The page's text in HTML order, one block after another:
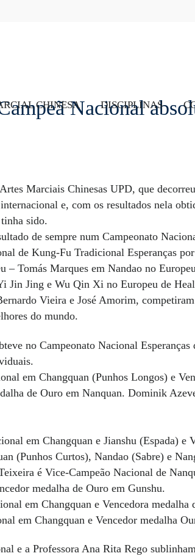
CHINESA DISCIPLINAS
Nacional
Marciais Chinesas UPD, que
e, com os resultados nela
sido.
de sempre num Campeonato
de Kung-Fu Tradicional Esperanças
Tomás Marques em Nandao no
Jin Jing e Wu Qin Xi no Europeu de
Vieira e José Amorim,
do mundo.
no Campeonato Nacional
em Changquan (Punhos Longos) e
de Ouro em Nanquan. Dominik
em Changquan e Jianshu (Espada) e
(Punhos Curtos), Nandao (Sabre) e
é Vice-Campeão Nacional de
medalha de Ouro em Gunshu.
em Changquan e Vencedora medalha
em Changquan e Vencedor medalha
e a Professora Ana Rita Rego